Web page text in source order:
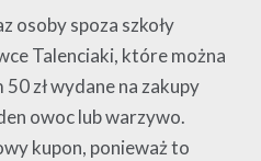
osoby spoza szkoły
Talenciaki, które można
zł wydane na zakupy
owoc lub warzywo.
kupon, ponieważ to